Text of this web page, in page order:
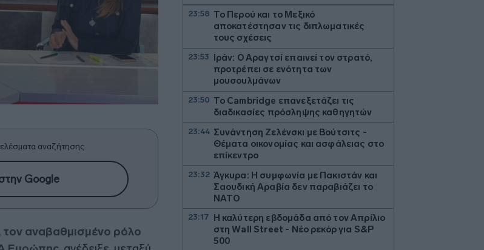
αναζήτησης.
Google
τον αναβαθμισμένο ρόλο
23:58 Το Περού και το Μεξικό
αποκατέστησαν τις διπλωματικές
τους σχέσεις
23:53 Ιράν: Ο Αραγτσί επαινεί τον στρατό,
προτρέπει σε ενότητα των
μουσουλμάνων
23:50 Το Cambridge επανεξετάζει τις
διαδικασίες πρόσληψης καθηγητών
23:44 Συνάντηση Ζελένσκι με Βούτσιτς -
Θέματα οικονομίας και ασφάλειας στο
επίκεντρο
23:32 Άγκυρα: Η συμφωνία με Πακιστάν και
Σαουδική Αραβία δεν παραβιάζει το
ΝΑΤΟ
23:17 Η καλύτερη εβδομάδα από τον Απρίλιο
στη Wall Street - Νέο ρεκόρ για S&P
500